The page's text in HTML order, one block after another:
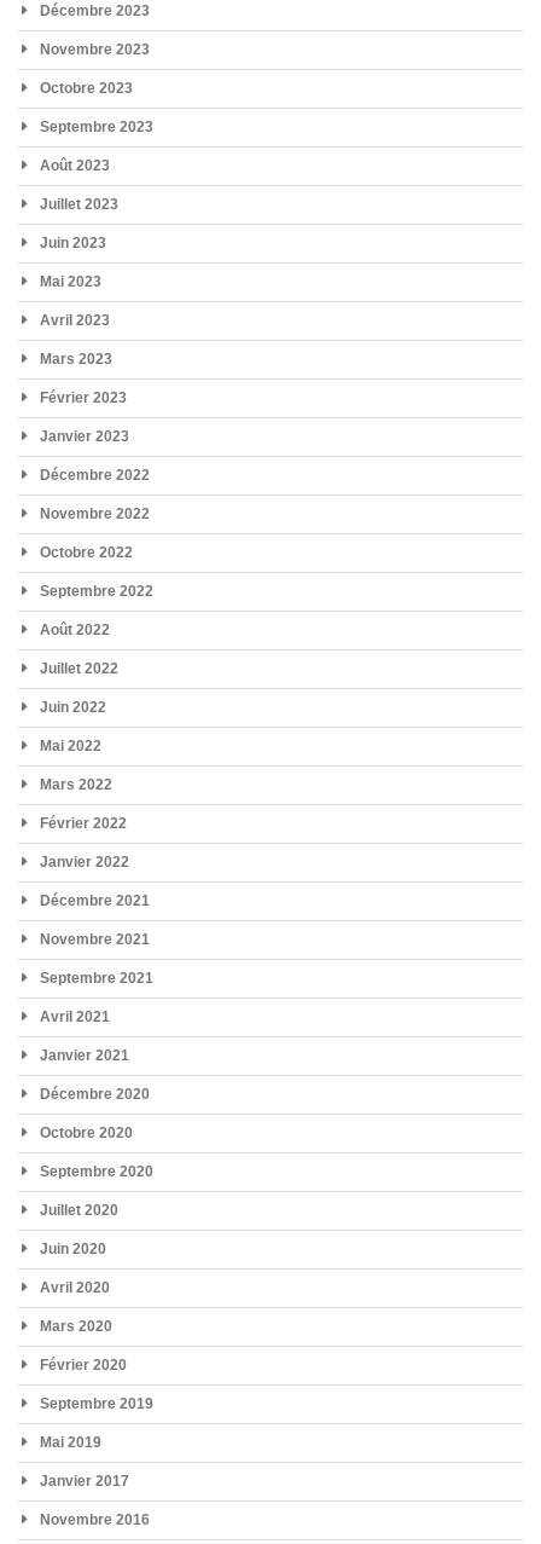
Décembre 2023
Novembre 2023
Octobre 2023
Septembre 2023
Août 2023
Juillet 2023
Juin 2023
Mai 2023
Avril 2023
Mars 2023
Février 2023
Janvier 2023
Décembre 2022
Novembre 2022
Octobre 2022
Septembre 2022
Août 2022
Juillet 2022
Juin 2022
Mai 2022
Mars 2022
Février 2022
Janvier 2022
Décembre 2021
Novembre 2021
Septembre 2021
Avril 2021
Janvier 2021
Décembre 2020
Octobre 2020
Septembre 2020
Juillet 2020
Juin 2020
Avril 2020
Mars 2020
Février 2020
Septembre 2019
Mai 2019
Janvier 2017
Novembre 2016